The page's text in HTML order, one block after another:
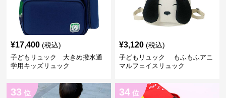
¥17,400 (税込)
子どもリュック 大きめ撥水通
学用キッズリュック
¥3,120 (税込)
子どもリュック もふもふアニ
マルフェイスリュック
33 位 34 位